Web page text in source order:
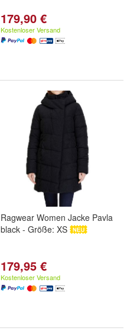
179,90 €
Kostenloser Versand
Ragwear Women Jacke Pavla
black - Größe: XS
179,95 €
Kostenloser Versand